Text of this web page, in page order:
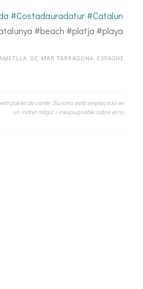
#Costadauradatur #Catalun
#beach #platja #playa
DE MAR TARRAGONA ESPAGNE
poblet de conte: Siurana està emplaçada en
un indret màgic i inexpugnable sobre el riu